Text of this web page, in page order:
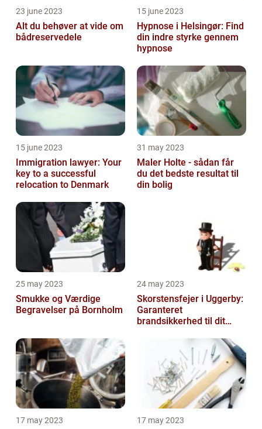
23 june 2023
Alt du behøver at vide om
bådreservedele
15 june 2023
Hypnose i Helsingør: Find
din indre styrke gennem
hypnose
15 june 2023
Immigration lawyer: Your
key to a successful
relocation to Denmark
31 may 2023
Maler Holte - sådan får
du det bedste resultat til
din bolig
25 may 2023
Smukke og Værdige
Begravelser på Bornholm
24 may 2023
Skorstensfejer i Uggerby:
Garanteret
brandsikkerhed til dit
17 may 2023 17 may 2023